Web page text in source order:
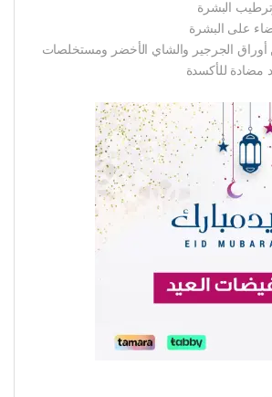
البشرة
على البشرة
الجرجير والشاي الأخضر ومستخلصات
مضادة للأكسدة